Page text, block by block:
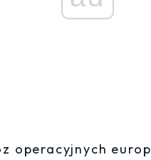
operacyjnych